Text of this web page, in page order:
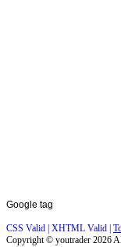
Google tag
CSS Valid | XHTML Valid |
Copyright © youtrader 2026